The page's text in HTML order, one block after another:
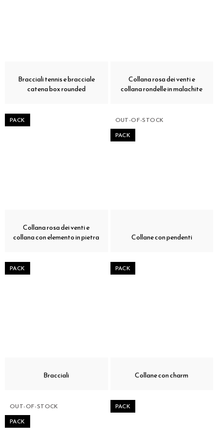
Bracciali tennis e bracciale
catena box rounded
Collana rosa dei venti e
collana rondelle in malachite
PACK
Collana rosa dei venti e
collana con elemento in pietra
OUT-OF-STOCK
PACK
Collane con pendenti
PACK
Bracciali
PACK
Collane con charm
OUT-OF-STOCK
PACK
PACK